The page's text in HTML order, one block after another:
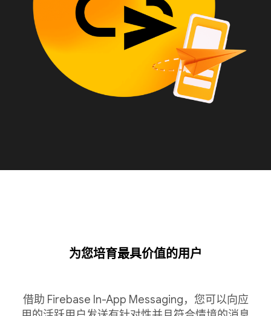
为您培育最具价值的用户
借助 Firebase In-App Messaging，您可以向应